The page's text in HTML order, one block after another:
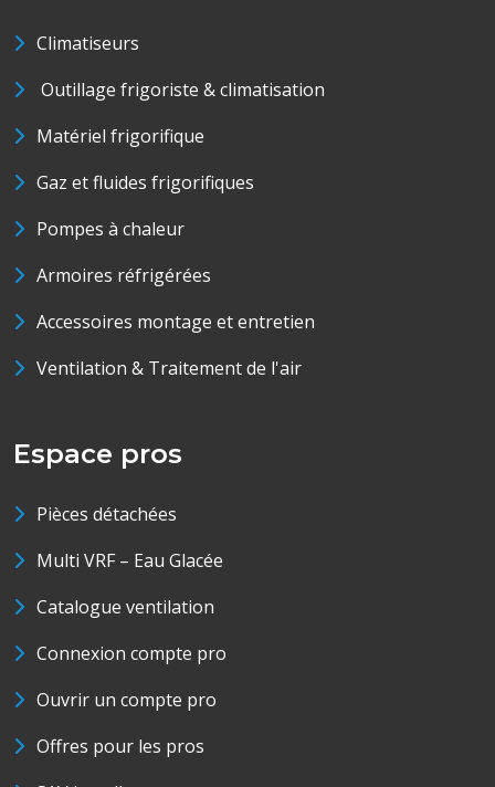
Climatiseurs
Outillage frigoriste & climatisation
Matériel frigorifique
Gaz et fluides frigorifiques
Pompes à chaleur
Armoires réfrigérées
Accessoires montage et entretien
Ventilation & Traitement de l'air
Espace pros
Pièces détachées
Multi VRF – Eau Glacée
Catalogue ventilation
Connexion compte pro
Ouvrir un compte pro
Offres pour les pros